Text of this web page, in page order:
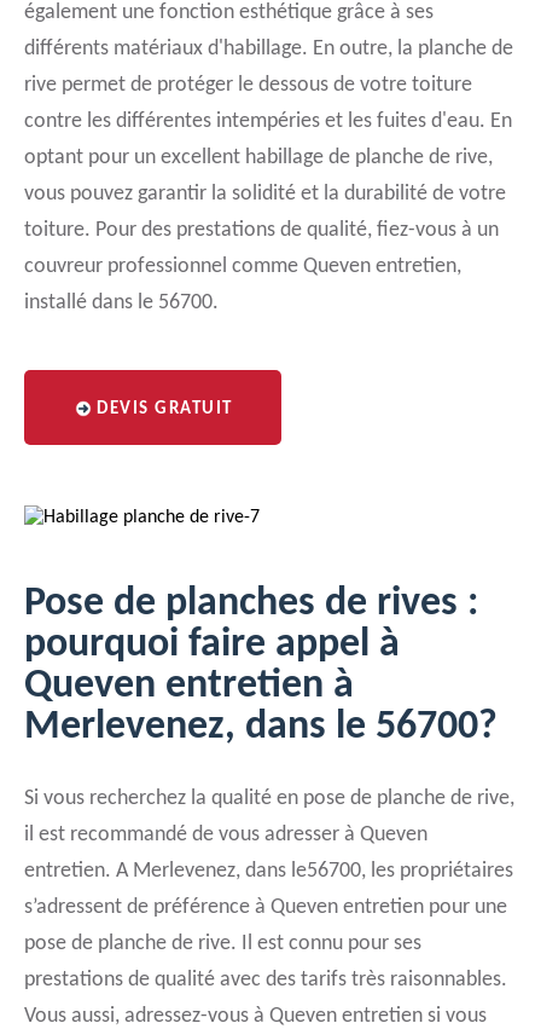
également une fonction esthétique grâce à ses
différents matériaux d'habillage. En outre, la planche de
rive permet de protéger le dessous de votre toiture
contre les différentes intempéries et les fuites d'eau. En
optant pour un excellent habillage de planche de rive,
vous pouvez garantir la solidité et la durabilité de votre
toiture. Pour des prestations de qualité, fiez-vous à un
couvreur professionnel comme Queven entretien,
installé dans le 56700.
DEVIS GRATUIT
Pose de planches de rives :
pourquoi faire appel à
Queven entretien à
Merlevenez, dans le 56700?
Si vous recherchez la qualité en pose de planche de rive,
il est recommandé de vous adresser à Queven
entretien. A Merlevenez, dans le56700, les propriétaires
s’adressent de préférence à Queven entretien pour une
pose de planche de rive. Il est connu pour ses
prestations de qualité avec des tarifs très raisonnables.
Vous aussi, adressez-vous à Queven entretien si vous